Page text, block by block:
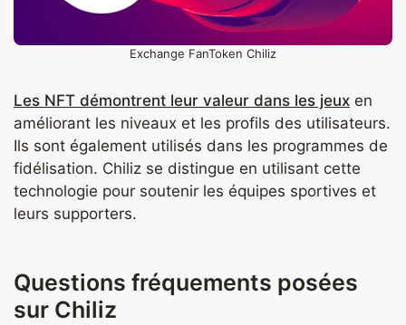
Exchange FanToken Chiliz
Les NFT démontrent leur valeur dans les jeux en
améliorant les niveaux et les profils des utilisateurs.
Ils sont également utilisés dans les programmes de
fidélisation. Chiliz se distingue en utilisant cette
technologie pour soutenir les équipes sportives et
leurs supporters.
Questions fréquements posées
sur Chiliz